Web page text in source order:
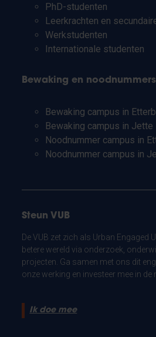
PhD-studenten
Leerkrachten en
Werkstudenten
Internationale studenten
Bewaking en noodnummers
Bewaking campus in
Bewaking campus in Jette
Noodnummer campus in
Noodnummer campus in
Steun VUB
De VUB zet zich als Urban Engaged
betere wereld via onderzoek,
projecten. Ga samen met ons dit
onze werking en investeer mee in de
Ik doe mee